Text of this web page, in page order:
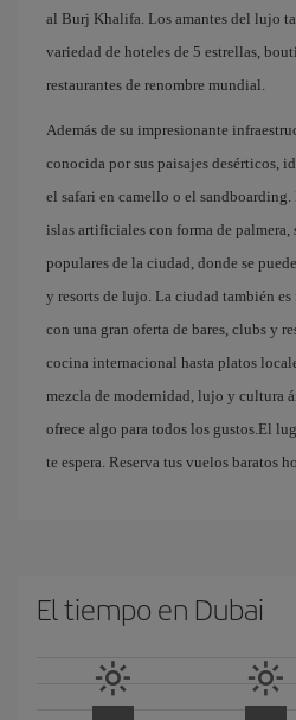
al Burj Khalifa. Los amantes del lujo
variedad de hoteles de 5 estrellas,
restaurantes de renombre mundial.
Además de su impresionante
conocida por sus paisajes desérticos,
el safari en camello o el sandboarding.
islas artificiales con forma de
populares de la ciudad, donde se
y resorts de lujo. La ciudad también es
con una gran oferta de bares, clubs y
cocina internacional hasta platos
mezcla de modernidad, lujo y cultura
ofrece algo para todos los gustos.El
te espera. Reserva tus vuelos baratos
El tiempo en Dubai